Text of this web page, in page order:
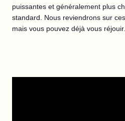
puissantes et généralement plus
standard. Nous reviendrons sur
mais vous pouvez déjà vous réjouir.